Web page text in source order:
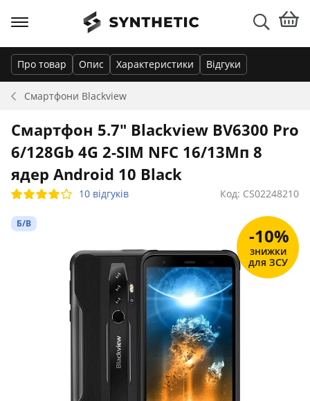
Смартфони Blackview
Про товар Опис Характеристики Відгуки
Смартфон 5.7" Blackview BV6300 Pro
6/128Gb 4G 2-SIM NFC 16/13Мп 8
ядер Android 10 Black
10 відгуків Код: CS02248210
Б/В
-10%
знижки
для ЗСУ